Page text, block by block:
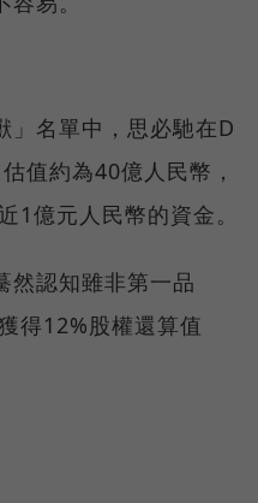
」名單中，思必馳在D
值約為40億人民幣，
1億元人民幣的資金。
然認知雖非第一品
得12%股權還算值